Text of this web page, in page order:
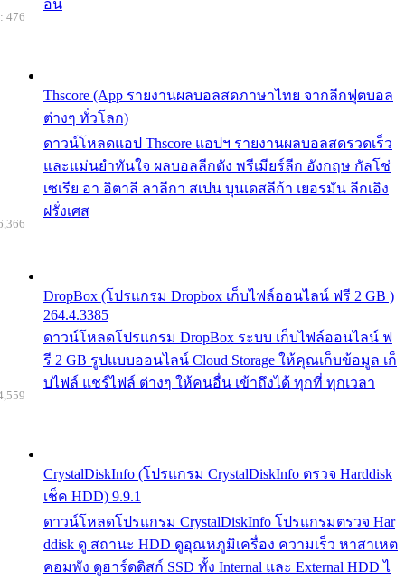
อน
Thscore (App รายงานผลบอลสดภาษาไทย จากลีกฟุตบอล
ต่างๆ ทั่วโลก)
ดาวน์โหลดแอป Thscore แอปฯ รายงานผลบอลสดรวดเร็ว
และแม่นยำทันใจ ผลบอลลีกดัง พรีเมียร์ลีก อังกฤษ กัลโช่
เซเรีย อา อิตาลี ลาลีกา สเปน บุนเดสลีก้า เยอรมัน ลีกเอิง
ฝรั่งเศส
476
DropBox (โปรแกรม Dropbox เก็บไฟล์ออนไลน์ ฟรี 2 GB )
264.4.3385
ดาวน์โหลดโปรแกรม DropBox ระบบ เก็บไฟล์ออนไลน์ ฟ
รี 2 GB รูปแบบออนไลน์ Cloud Storage ให้คุณเก็บข้อมูล เก็
บไฟล์ แชร์ไฟล์ ต่างๆ ให้คนอื่น เข้าถึงได้ ทุกที่ ทุกเวลา
CrystalDiskInfo (โปรแกรม CrystalDiskInfo ตรวจ Harddisk
เช็ค HDD) 9.9.1
ดาวน์โหลดโปรแกรม CrystalDiskInfo โปรแกรมตรวจ Har
ddisk ดู สถานะ HDD ดูอุณหภูมิเครื่อง ความเร็ว หาสาเหต
คอมพัง ดูฮาร์ดดิสก์ SSD ทั้ง Internal และ External HDD ไ